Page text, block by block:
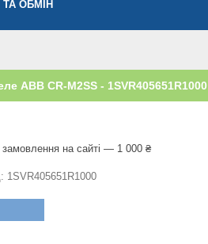
ОБМІН
ABB CR-M2SS - 1SVR405651R1000
замовлення на сайті — 1 000 ₴
1SVR405651R1000